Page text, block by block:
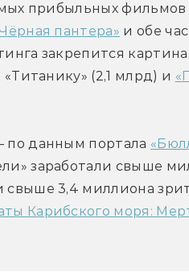
прибыльных фильмов
пантера» и обе
закрепится
(2,1 млрд) и
данным портала
заработали свыше
3,4 миллиона
Карибского моря: